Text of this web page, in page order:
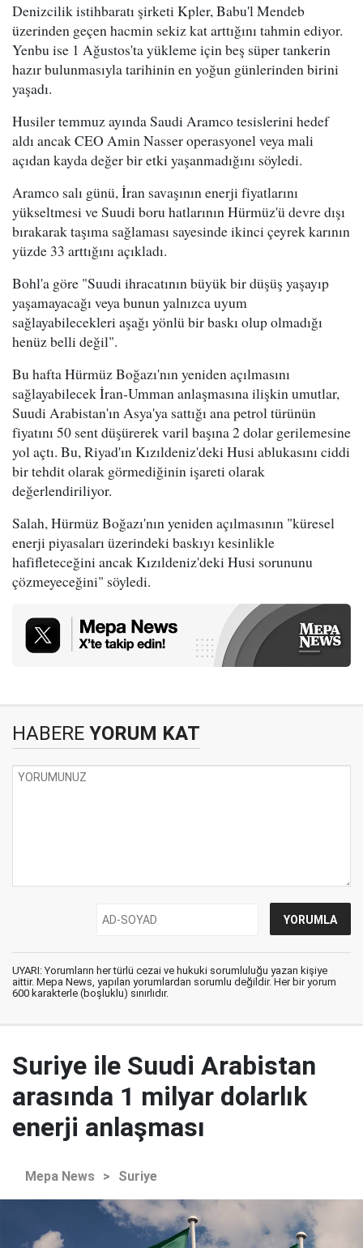
Denizcilik istihbaratı şirketi Kpler, Babu'l Mendeb
üzerinden geçen hacmin sekiz kat arttığını tahmin ediyor.
Yenbu ise 1 Ağustos'ta yükleme için beş süper tankerin
hazır bulunmasıyla tarihinin en yoğun günlerinden birini
yaşadı.
Husiler temmuz ayında Saudi Aramco tesislerini hedef
aldı ancak CEO Amin Nasser operasyonel veya mali
açıdan kayda değer bir etki yaşanmadığını söyledi.
Aramco salı günü, İran savaşının enerji fiyatlarını
yükseltmesi ve Suudi boru hatlarının Hürmüz'ü devre dışı
bırakarak taşıma sağlaması sayesinde ikinci çeyrek karının
yüzde 33 arttığını açıkladı.
Bohl'a göre "Suudi ihracatının büyük bir düşüş yaşayıp
yaşamayacağı veya bunun yalnızca uyum
sağlayabilecekleri aşağı yönlü bir baskı olup olmadığı
henüz belli değil".
Bu hafta Hürmüz Boğazı'nın yeniden açılmasını
sağlayabilecek İran-Umman anlaşmasına ilişkin umutlar,
Suudi Arabistan'ın Asya'ya sattığı ana petrol türünün
fiyatını 50 sent düşürerek varil başına 2 dolar gerilemesine
yol açtı. Bu, Riyad'ın Kızıldeniz'deki Husi ablukasını ciddi
bir tehdit olarak görmediğinin işareti olarak
değerlendiriliyor.
Salah, Hürmüz Boğazı'nın yeniden açılmasının "küresel
enerji piyasaları üzerindeki baskıyı kesinlikle
hafifleteceğini ancak Kızıldeniz'deki Husi sorununu
çözmeyeceğini" söyledi.
HABERE YORUM KAT
UYARI: Yorumların her türlü cezai ve hukuki sorumluluğu yazan kişiye
aittir. Mepa News, yapılan yorumlardan sorumlu değildir. Her bir yorum
600 karakterle (boşluklu) sınırlıdır.
Suriye ile Suudi Arabistan
arasında 1 milyar dolarlık
enerji anlaşması
Mepa News > Suriye